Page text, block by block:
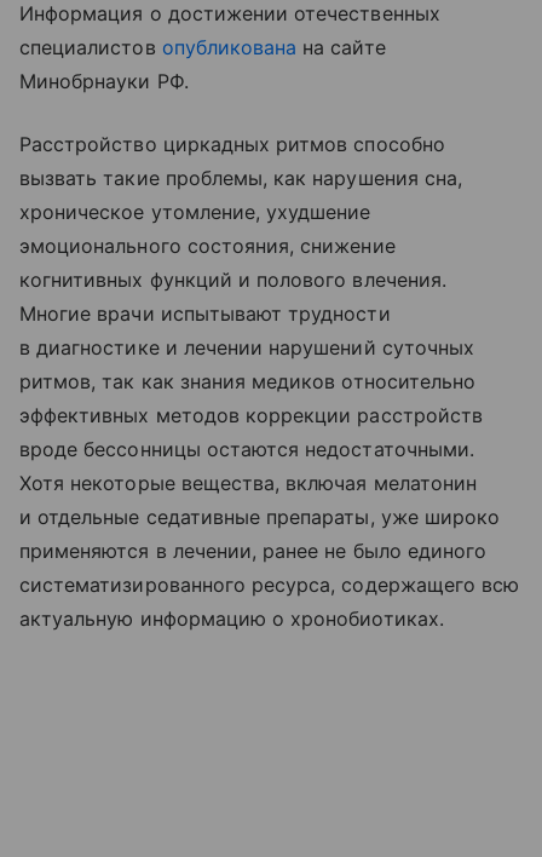
Информация о достижении отечественных
специалистов опубликована на сайте
Минобрнауки РФ.
Расстройство циркадных ритмов способно
вызвать такие проблемы, как нарушения сна,
хроническое утомление, ухудшение
эмоционального состояния, снижение
когнитивных функций и полового влечения.
Многие врачи испытывают трудности
в диагностике и лечении нарушений суточных
ритмов, так как знания медиков относительно
эффективных методов коррекции расстройств
вроде бессонницы остаются недостаточными.
Хотя некоторые вещества, включая мелатонин
и отдельные седативные препараты, уже широко
применяются в лечении, ранее не было единого
систематизированного ресурса, содержащего всю
актуальную информацию о хронобиотиках.